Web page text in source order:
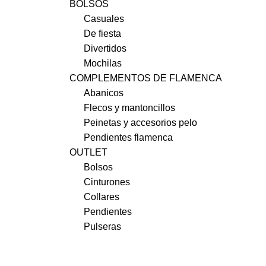
BOLSOS
Casuales
De fiesta
Divertidos
Mochilas
COMPLEMENTOS DE FLAMENCA
Abanicos
Flecos y mantoncillos
Peinetas y accesorios pelo
Pendientes flamenca
OUTLET
Bolsos
Cinturones
Collares
Pendientes
Pulseras